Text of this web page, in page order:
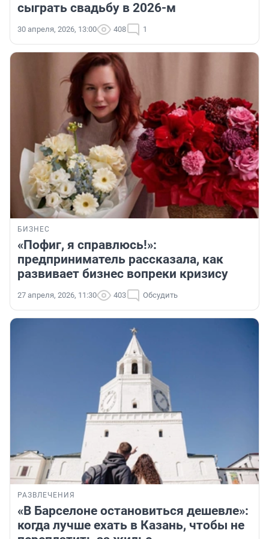
сыграть свадьбу в 2026-м
30 апреля, 2026, 13:00 408 1
БИЗНЕС
«Пофиг, я справлюсь!»:
предприниматель рассказала, как
развивает бизнес вопреки кризису
27 апреля, 2026, 11:30 403 Обсудить
РАЗВЛЕЧЕНИЯ
«В Барселоне остановиться дешевле»:
когда лучше ехать в Казань, чтобы не